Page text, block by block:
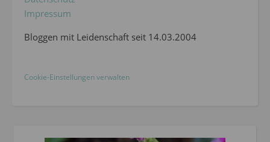
Impressum
Bloggen mit Leidenschaft seit 14.03.2004
Cookie-Einstellungen verwalten